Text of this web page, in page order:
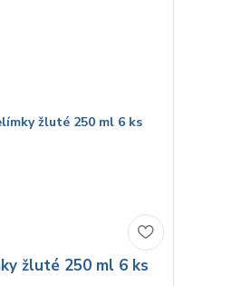
žluté 250 ml 6 ks